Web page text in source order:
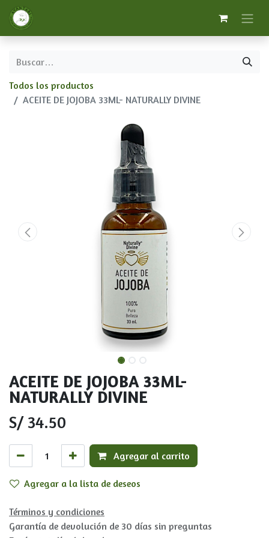
Todos los productos
ACEITE DE JOJOBA 33ML- NATURALLY DIVINE
ACEITE DE JOJOBA 33ML-
NATURALLY DIVINE
S/34.50
Agregar al carrito
Agregar a la lista de deseos
Términos y condiciones
Garantía de devolución de 30 días sin preguntas